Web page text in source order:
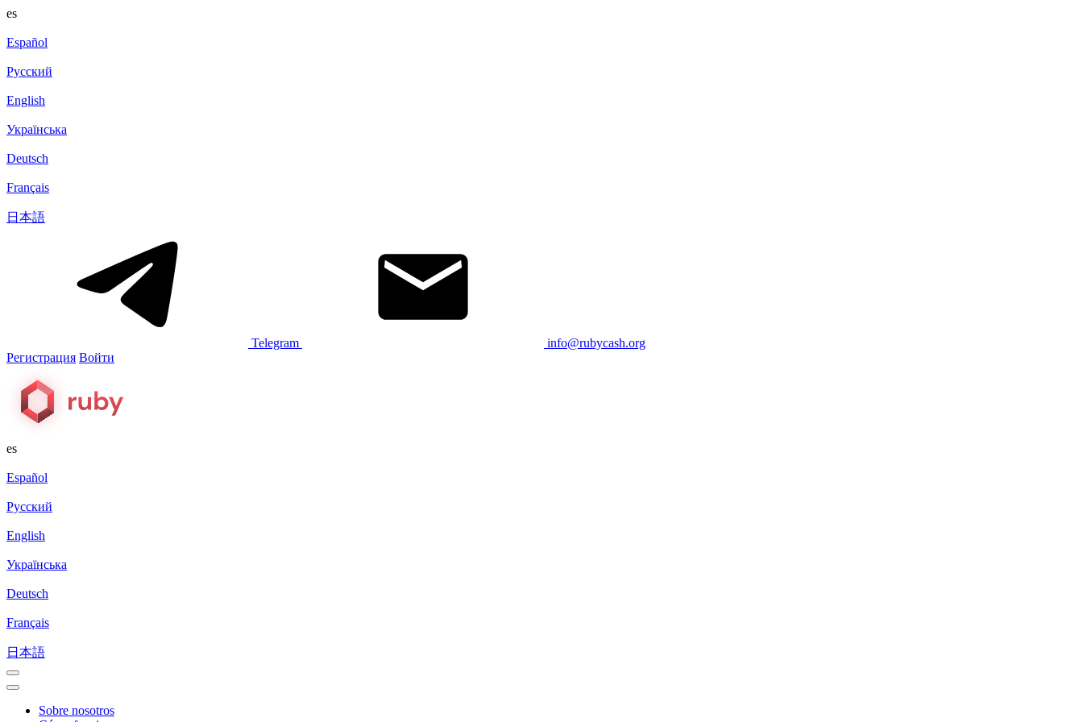
es
Español
Русский
English
Українська
Deutsch
Français
日本語
Telegram
info@rubycash.org
Регистрация Войти
es
Español
Русский
English
Українська
Deutsch
Français
日本語
Sobre nosotros